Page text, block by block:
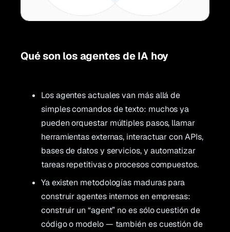
Qué son los agentes de IA hoy
Los agentes actuales van más allá de
simples comandos de texto: muchos ya
pueden orquestar múltiples pasos, llamar
herramientas externas, interactuar con APIs,
bases de datos y servicios, y automatizar
tareas repetitivas o procesos compuestos.
Ya existen metodologías maduras para
construir agentes internos en empresas:
construir un “agent” no es sólo cuestión de
código o modelo — también es cuestión de